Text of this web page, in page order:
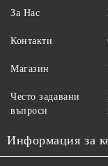
За Нас
Контакти
Магазин
Често задавани
въпроси
Информация за